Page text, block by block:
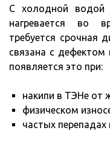
С холодной водой
нагревается во
требуется срочная
связана с дефектом
появляется это при:
накипи в ТЭНе от
физическом
частых перепадах